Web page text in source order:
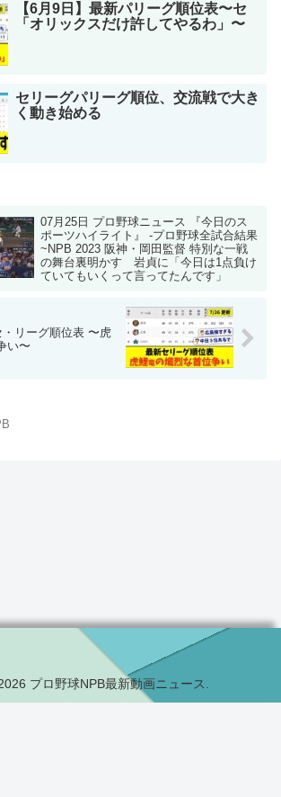
【6月9日】最新パリーグ順位表〜セ
「オリックスだけ許してやるわ」〜
セリーグパリーグ順位、交流戦で大き
く動き始める
07月25日 プロ野球ニュース 『今日のス
ポーツハイライト』 -プロ野球全試合結果
~NPB 2023 阪神・岡田監督 特別な一戦
の舞台裏明かす 岩貞に「今日は1点負け
ていてもいくって言ってたんです」
・リーグ順位表 〜虎
い〜
プロ野球NPB最新動画ニュース.